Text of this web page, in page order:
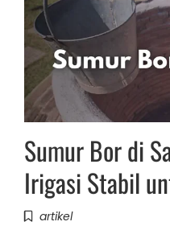
Sumur Bor di
Irigasi Stabil
artikel